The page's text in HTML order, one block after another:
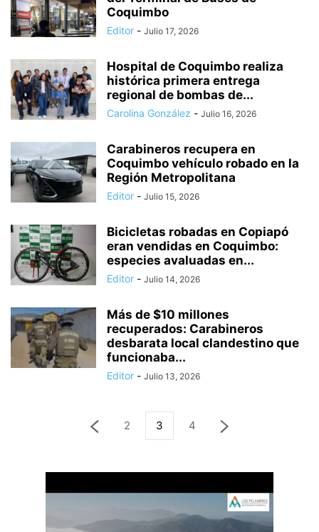
Coquimbo
Editor - Julio 17, 2026
Hospital de Coquimbo realiza
histórica primera entrega
regional de bombas de...
Carolina González - Julio 16, 2026
Carabineros recupera en
Coquimbo vehículo robado en la
Región Metropolitana
Editor - Julio 15, 2026
Bicicletas robadas en Copiapó
eran vendidas en Coquimbo:
especies avaluadas en...
Editor - Julio 14, 2026
Más de $10 millones
recuperados: Carabineros
desbarata local clandestino que
funcionaba...
Editor - Julio 13, 2026
2 3 4